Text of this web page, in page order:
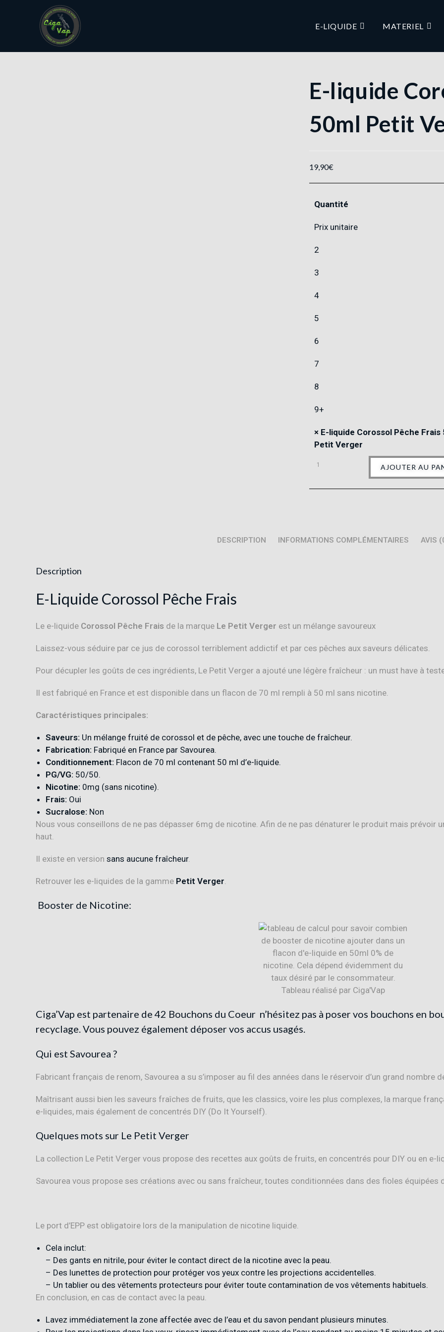
E-LIQUIDE MATERIEL
E-liquide
50ml Petit
19,90€
Quantité
Prix unitaire
2
3
4
5
6
7
8
9+
× E-liquide Corossol Pêche Frais
Petit Verger
AJOUTER AU
DESCRIPTION INFORMATIONS COMPLÉMENTAIRES AVIS
Description
E-Liquide Corossol Pêche Frais
Le e-liquide Corossol Pêche Frais de la marque Le Petit Verger est un mélange savoureux
Laissez-vous séduire par ce jus de corossol terriblement addictif et par ces pêches aux saveurs délicates.
Pour décupler les goûts de ces ingrédients, Le Petit Verger a ajouté une légère fraîcheur : un must have à
Il est fabriqué en France et est disponible dans un flacon de 70 ml rempli à 50 ml sans nicotine.
Caractéristiques principales:
Saveurs: Un mélange fruité de corossol et de pêche, avec une touche de fraîcheur.
Fabrication: Fabriqué en France par Savourea.
Conditionnement: Flacon de 70 ml contenant 50 ml d’e-liquide.
PG/VG: 50/50.
Nicotine: 0mg (sans nicotine).
Frais: Oui
Sucralose: Non
Nous vous conseillons de ne pas dépasser 6mg de nicotine. Afin de ne pas dénaturer le produit mais prévoir
haut.
Il existe en version sans aucune fraîcheur.
Retrouver les e-liquides de la gamme Petit Verger
Booster de Nicotine:
Ciga’Vap est partenaire de 42 Bouchons du Coeur n’hésitez pas à poser vos bouchons en
recyclage. Vous pouvez également déposer vos accus usagés.
Qui est Savourea ?
Fabricant français de renom, Savourea a su s’imposer au fil des années dans le réservoir d’un grand nombre
Maîtrisant aussi bien les saveurs fraîches de fruits, que les classics, voire les plus complexes, la marque
e-liquides, mais également de concentrés DIY (Do It Yourself).
Quelques mots sur Le Petit Verger
La collection Le Petit Verger vous propose des recettes aux goûts de fruits, en concentrés pour DIY ou en e-
Savourea vous propose ses créations avec ou sans fraîcheur, toutes conditionnées dans des fioles équipées
Le port d’EPP est obligatoire lors de la manipulation de nicotine liquide.
Cela inclut:
– Des gants en nitrile, pour éviter le contact direct de la nicotine avec la peau.
– Des lunettes de protection pour protéger vos yeux contre les projections accidentelles.
– Un tablier ou des vêtements protecteurs pour éviter toute contamination de vos vêtements habituels.
En conclusion, en cas de contact avec la peau.
Lavez immédiatement la zone affectée avec de l’eau et du savon pendant plusieurs minutes.